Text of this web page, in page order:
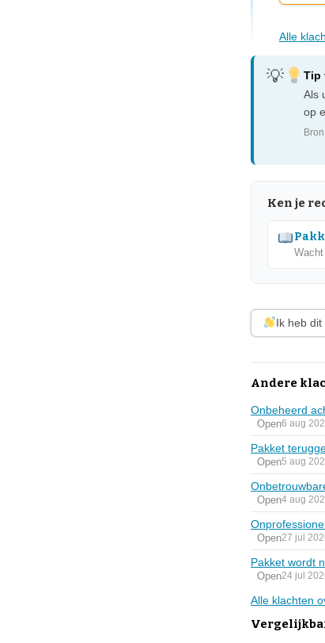
Alle
Tip
Als
op
Ken je
Ik heb
Andere
Onbeheerd
Open6 aug
Pakket
Open5 aug
Open4 aug
Open27 jul
Pakket wordt
Open24 jul
Alle klachten